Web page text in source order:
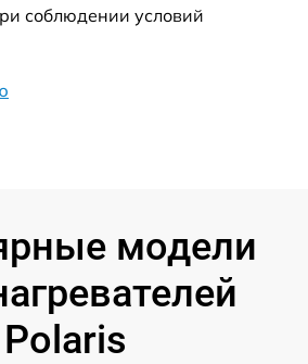
соблюдении условий
модели
Polaris